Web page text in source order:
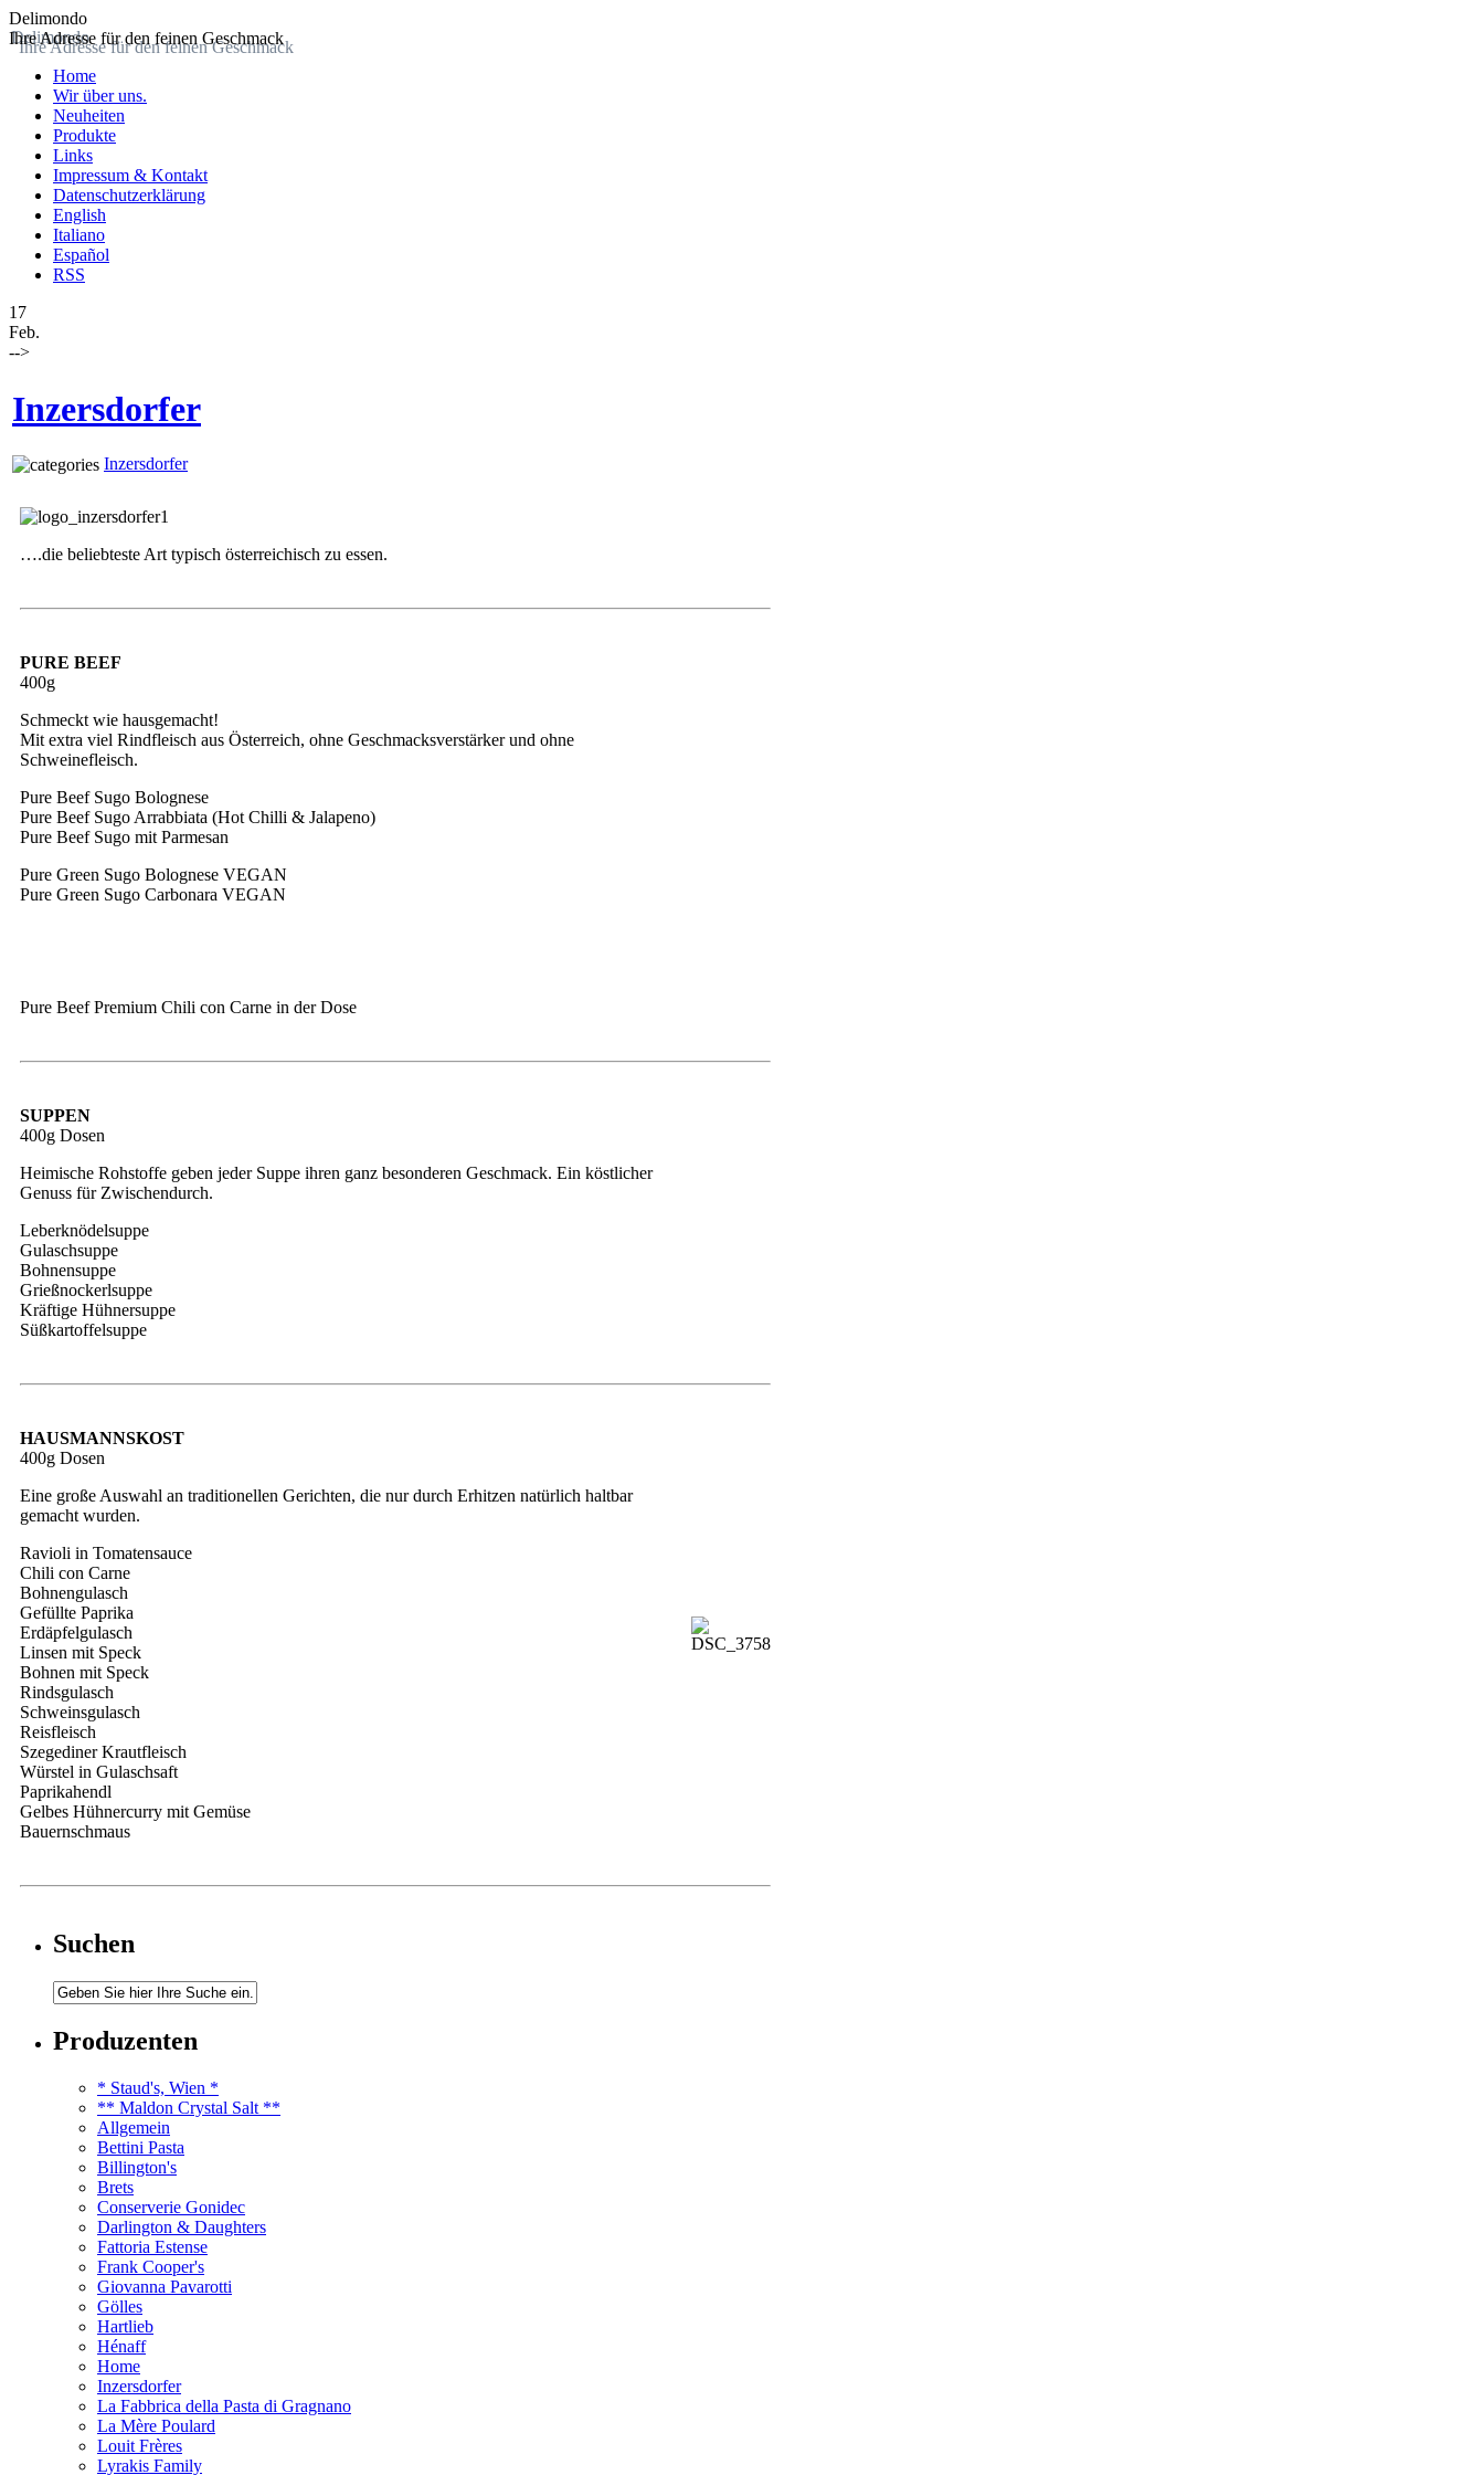
Delimondo
Delimondo
Ihre Adresse für den feinen Geschmack
Ihre Adresse für den feinen Geschmack
Home
Wir über uns.
Neuheiten
Produkte
Links
Impressum & Kontakt
Datenschutzerklärung
English
Italiano
Español
RSS
17
Feb.
-->
Inzersdorfer
Inzersdorfer
….die beliebteste Art typisch österreichisch zu essen.
PURE BEEF
400g
Schmeckt wie hausgemacht!
Mit extra viel Rindfleisch aus Österreich, ohne Geschmacksverstärker und ohne
Schweinefleisch.
Pure Beef Sugo Bolognese
Pure Beef Sugo Arrabbiata (Hot Chilli & Jalapeno)
Pure Beef Sugo mit Parmesan
Pure Green Sugo Bolognese VEGAN
Pure Green Sugo Carbonara VEGAN
Pure Beef Premium Chili con Carne in der Dose
SUPPEN
400g Dosen
Heimische Rohstoffe geben jeder Suppe ihren ganz besonderen Geschmack. Ein köstlicher
Genuss für Zwischendurch.
Leberknödelsuppe
Gulaschsuppe
Bohnensuppe
Grießnockerlsuppe
Kräftige Hühnersuppe
Süßkartoffelsuppe
HAUSMANNSKOST
400g Dosen
Eine große Auswahl an traditionellen Gerichten, die nur durch Erhitzen natürlich haltbar
gemacht wurden.
Ravioli in Tomatensauce
Chili con Carne
Bohnengulasch
Gefüllte Paprika
Erdäpfelgulasch
Linsen mit Speck
Bohnen mit Speck
Rindsgulasch
Schweinsgulasch
Reisfleisch
Szegediner Krautfleisch
Würstel in Gulaschsaft
Paprikahendl
Gelbes Hühnercurry mit Gemüse
Bauernschmaus
Suchen
Produzenten
* Staud's, Wien *
** Maldon Crystal Salt **
Allgemein
Bettini Pasta
Billington's
Brets
Conserverie Gonidec
Darlington & Daughters
Fattoria Estense
Frank Cooper's
Giovanna Pavarotti
Gölles
Hartlieb
Hénaff
Home
Inzersdorfer
La Fabbrica della Pasta di Gragnano
La Mère Poulard
Louit Frères
Lyrakis Family